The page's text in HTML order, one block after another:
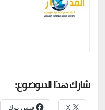
شارك هذا الموضوع:
X فيس بوك